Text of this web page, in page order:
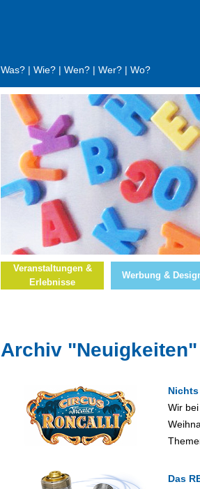
Was? | Wie? | Wen? | Wer? | Wo?
Veranstaltungen &
Erlebnisse
Werbung &
Archiv "Neuigkeiten"
Wir
Das